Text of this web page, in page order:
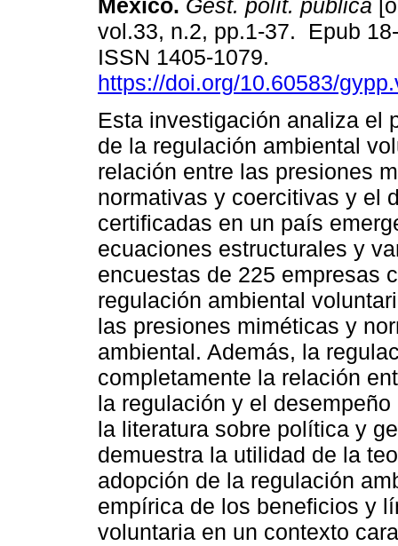
México. Gest. polít. pública
vol.33, n.2, pp.1-37. Epub
ISSN 1405-1079.
https://doi.org/10.60583/
Esta investigación analiza el
de la regulación ambiental
relación entre las presiones
normativas y coercitivas y el
certificadas en un país
ecuaciones estructurales y
encuestas de 225 empresas
regulación ambiental
las presiones miméticas y
ambiental. Además, la
completamente la relación
la regulación y el
la literatura sobre política y
demuestra la utilidad de la
adopción de la regulación
empírica de los beneficios y
voluntaria en un contexto